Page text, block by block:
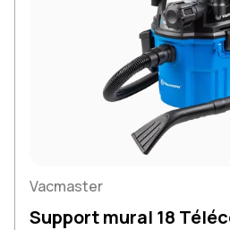
Vacmaster
Support mural 18